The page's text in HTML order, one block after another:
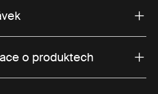
o produktech